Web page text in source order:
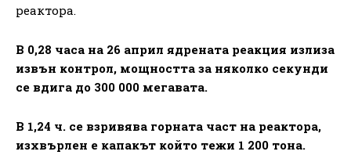
реактора.
В 0,28 часа на 26 април ядрената реакция излиза
извън контрол, мощността за няколко секунди
се вдига до 300 000 мегавата.
В 1,24 ч. се взривява горната част на реактора,
изхвърлен е капакът който тежи 1 200 тона.